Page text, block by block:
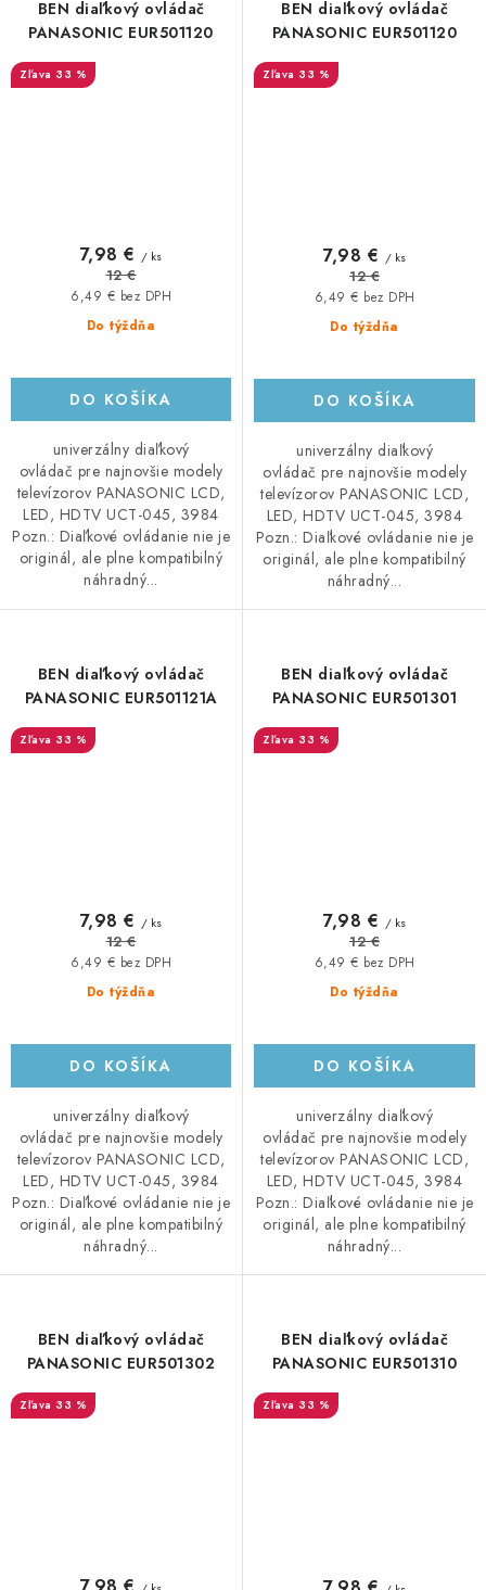
BEN diaľkový ovládač
PANASONIC EUR501120
33 %
Do týždňa
6,49 € bez DPH
7,98 € / ks
12 €
DO KOŠÍKA
univerzálny diaľkový
ovládač pre najnovšie modely
televízorov PANASONIC LCD,
LED, HDTV UCT-045, 3984
Pozn.: Diaľkové ovládanie nie je
originál, ale plne kompatibilný
náhradný...
BEN diaľkový ovládač
PANASONIC EUR501120
33 %
Do týždňa
6,49 € bez DPH
7,98 € / ks
12 €
DO KOŠÍKA
univerzálny diaľkový
ovládač pre najnovšie modely
televízorov PANASONIC LCD,
LED, HDTV UCT-045, 3984
Pozn.: Diaľkové ovládanie nie je
originál, ale plne kompatibilný
náhradný...
BEN diaľkový ovládač
PANASONIC EUR501121A
33 %
Do týždňa
6,49 € bez DPH
7,98 € / ks
12 €
DO KOŠÍKA
univerzálny diaľkový
ovládač pre najnovšie modely
televízorov PANASONIC LCD,
LED, HDTV UCT-045, 3984
Pozn.: Diaľkové ovládanie nie je
originál, ale plne kompatibilný
náhradný...
BEN diaľkový ovládač
PANASONIC EUR501301
33 %
Do týždňa
6,49 € bez DPH
7,98 € / ks
12 €
DO KOŠÍKA
univerzálny diaľkový
ovládač pre najnovšie modely
televízorov PANASONIC LCD,
LED, HDTV UCT-045, 3984
Pozn.: Diaľkové ovládanie nie je
originál, ale plne kompatibilný
náhradný...
BEN diaľkový ovládač
PANASONIC EUR501302
33 %
BEN diaľkový ovládač
PANASONIC EUR501310
33 %